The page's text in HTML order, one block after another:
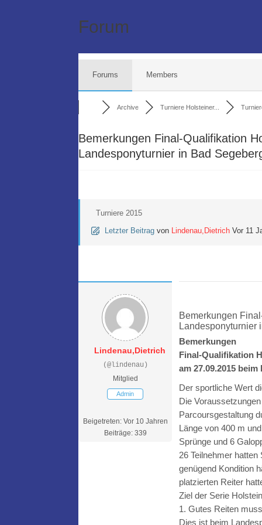
Forum
Forums Members
Archive Turniere Holsteiner...
Bemerkungen Final-Qualifikation
Landesponyturnier in Bad
Turniere 2015
Letzter Beitrag von Lindenau,Dietrich Vor 11
Lindenau,Dietrich
(@lindenau)
Mitglied
Admin
Beigetreten: Vor 10 Jahren
Beiträge: 339
Bemerkungen
Landesponyturnier
Bemerkungen
Final-Qualifikation
am 27.09.2015
Der sportliche Wert
Die
Parcoursgestaltung
Länge von 400 m
Sprünge und 6
26 Teilnehmer
genügend Kondition
platzierten Reiter
Ziel der Serie
1. Gutes Reiten
Dies ist beim